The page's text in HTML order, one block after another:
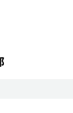
ニュース
期経営計画
ブラリ